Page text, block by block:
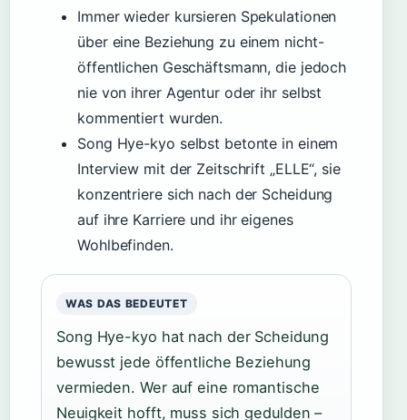
Immer wieder kursieren Spekulationen
über eine Beziehung zu einem nicht-
öffentlichen Geschäftsmann, die jedoch
nie von ihrer Agentur oder ihr selbst
kommentiert wurden.
Song Hye-kyo selbst betonte in einem
Interview mit der Zeitschrift „ELLE“, sie
konzentriere sich nach der Scheidung
auf ihre Karriere und ihr eigenes
Wohlbefinden.
WAS DAS BEDEUTET
Song Hye-kyo hat nach der Scheidung
bewusst jede öffentliche Beziehung
vermieden. Wer auf eine romantische
Neuigkeit hofft, muss sich gedulden –